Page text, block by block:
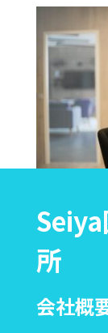
所
会社概